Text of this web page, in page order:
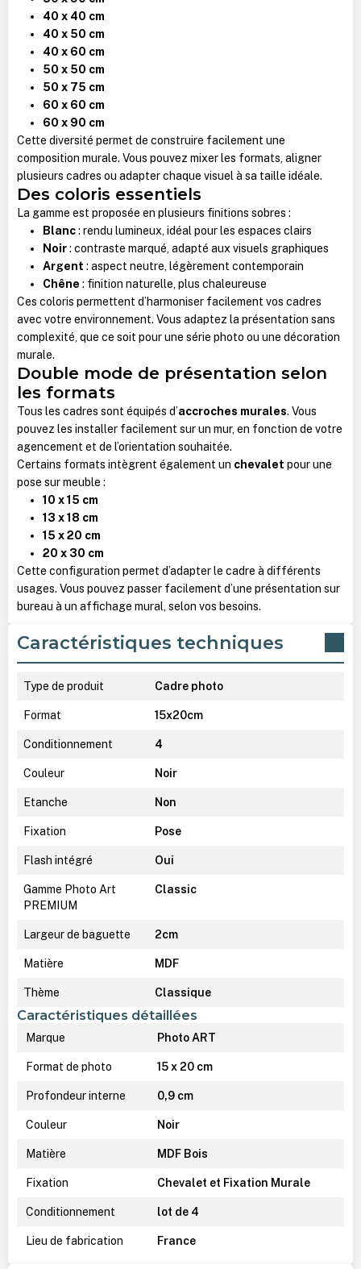
40 x 40 cm
40 x 50 cm
40 x 60 cm
50 x 50 cm
50 x 75 cm
60 x 60 cm
60 x 90 cm
Cette diversité permet de construire facilement une
composition murale. Vous pouvez mixer les formats, aligner
plusieurs cadres ou adapter chaque visuel à sa taille idéale.
Des coloris essentiels
La gamme est proposée en plusieurs finitions sobres :
Blanc: rendu lumineux, idéal pour les espaces clairs
Noir: contraste marqué, adapté aux visuels graphiques
Argent : aspect neutre, légèrement contemporain
Chêne : finition naturelle, plus chaleureuse
Ces coloris permettent d’harmoniser facilement vos cadres
avec votre environnement. Vous adaptez la présentation sans
complexité, que ce soit pour une série photo ou une décoration
murale.
Double mode de présentation selon
les formats
Tous les cadres sont équipés d’accroches murales. Vous
pouvez les installer facilement sur un mur, en fonction de votre
agencement et de l’orientation souhaitée.
Certains formats intègrent également un chevalet pour une
pose sur meuble :
10 x 15 cm
13 x 18 cm
15 x 20 cm
20 x 30 cm
Cette configuration permet d’adapter le cadre à différents
usages. Vous pouvez passer facilement d’une présentation sur
bureau à un affichage mural, selon vos besoins.
Caractéristiques techniques
Type de produit Cadre photo
Format 15x20cm
Conditionnement 4
Couleur Noir
Etanche Non
Fixation Pose
Flash intégré Oui
Gamme Photo Art
PREMIUM
Classic
Largeur de baguette 2cm
Matière MDF
Thème Classique
Caractéristiques détaillées
Marque Photo ART
Format de photo 15 x 20 cm
Profondeur interne 0,9 cm
Couleur Noir
Matière MDF Bois
Fixation Chevalet et Fixation Murale
Conditionnement lot de 4
Lieu de fabrication France